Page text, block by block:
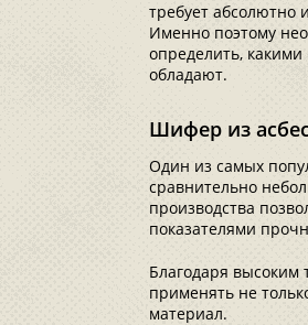
требует абсолютно
Именно поэтому
определить,
обладают.
Шифер из
Один из самых
сравнительно
производства
показателями
Благодаря высоким
применять не
материал.